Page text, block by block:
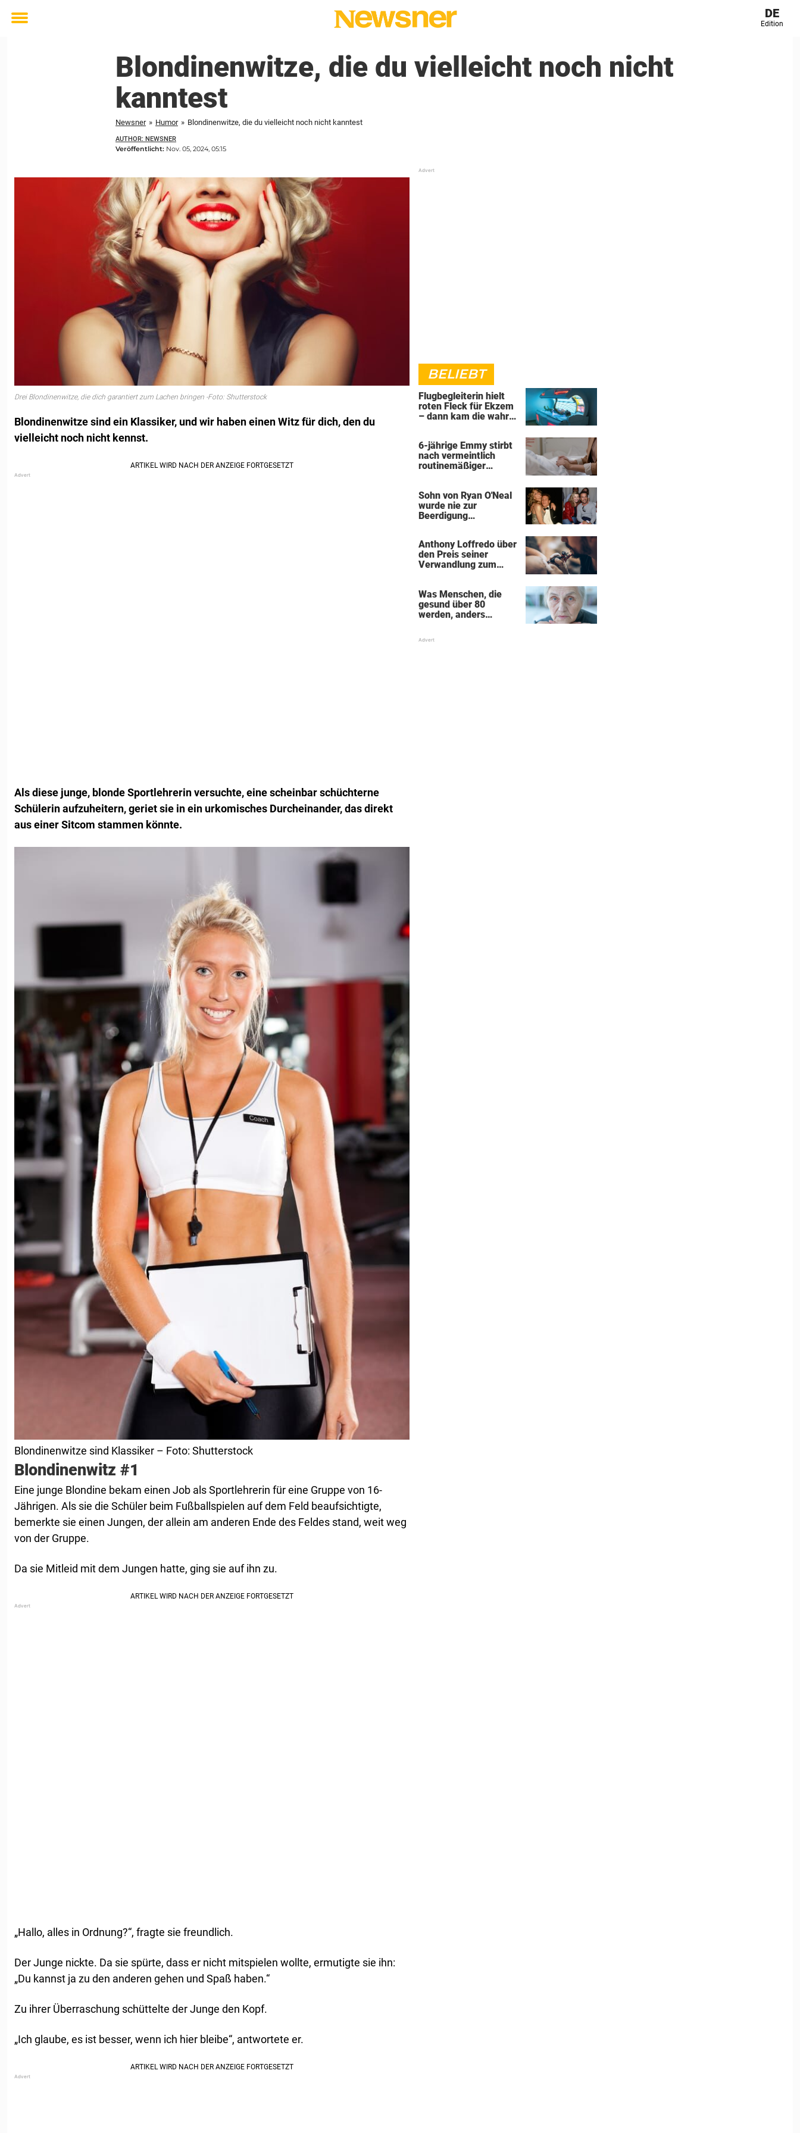
Toggle
DE
Edition
Blondinenwitze, die du vielleicht noch nicht
kanntest
Newsner » Humor » Blondinenwitze, die du vielleicht noch nicht kanntest
AUTHOR: NEWSNER
Veröffentlicht: Nov. 05, 2024, 05:15
Drei Blondinenwitze, die dich garantiert zum Lachen bringen -Foto: Shutterstock
Blondinenwitze sind ein Klassiker, und wir haben einen Witz für dich, den du
vielleicht noch nicht kennst.
Als diese junge, blonde Sportlehrerin versuchte, eine scheinbar schüchterne
Schülerin aufzuheitern, geriet sie in ein urkomisches Durcheinander, das direkt
aus einer Sitcom stammen könnte.
Blondinenwitze sind Klassiker – Foto: Shutterstock
Blondinenwitz #1
Eine junge Blondine bekam einen Job als Sportlehrerin für eine Gruppe von 16-
Jährigen. Als sie die Schüler beim Fußballspielen auf dem Feld beaufsichtigte,
bemerkte sie einen Jungen, der allein am anderen Ende des Feldes stand, weit weg
von der Gruppe.
Da sie Mitleid mit dem Jungen hatte, ging sie auf ihn zu.
„Hallo, alles in Ordnung?“, fragte sie freundlich.
Der Junge nickte. Da sie spürte, dass er nicht mitspielen wollte, ermutigte sie ihn:
„Du kannst ja zu den anderen gehen und Spaß haben.“
Zu ihrer Überraschung schüttelte der Junge den Kopf.
„Ich glaube, es ist besser, wenn ich hier bleibe“, antwortete er.
BELIEBT
Flugbegleiterin hielt
roten Fleck für Ekzem
– dann kam die wahre
6-jährige Emmy stirbt
nach vermeintlich
routinemäßiger
Sohn von Ryan O'Neal
wurde nie zur
Beerdigung
Anthony Loffredo über
den Preis seiner
Verwandlung zum
Was Menschen, die
gesund über 80
werden, anders